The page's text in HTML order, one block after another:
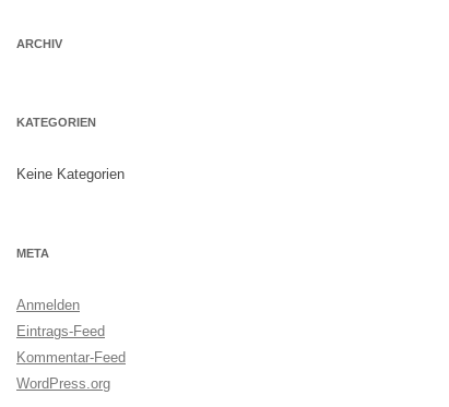
ARCHIV
KATEGORIEN
Keine Kategorien
META
Anmelden
Eintrags-Feed
Kommentar-Feed
WordPress.org